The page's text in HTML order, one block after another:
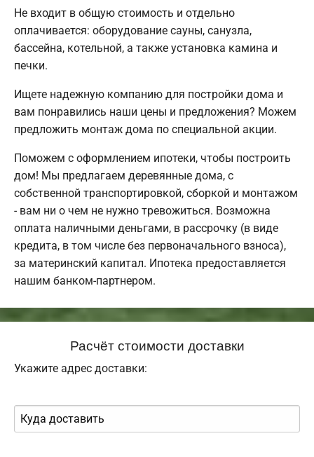
Не входит в общую стоимость и отдельно
оплачивается: оборудование сауны, санузла,
бассейна, котельной, а также установка камина и
печки.
Ищете надежную компанию для постройки дома и
вам понравились наши цены и предложения? Можем
предложить монтаж дома по специальной акции.
Поможем с оформлением ипотеки, чтобы построить
дом! Мы предлагаем деревянные дома, с
собственной транспортировкой, сборкой и монтажом
- вам ни о чем не нужно тревожиться. Возможна
оплата наличными деньгами, в рассрочку (в виде
кредита, в том числе без первоначального взноса),
за материнский капитал. Ипотека предоставляется
нашим банком-партнером.
Расчёт стоимости доставки
Укажите адрес доставки: